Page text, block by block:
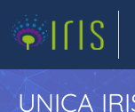
UNICA